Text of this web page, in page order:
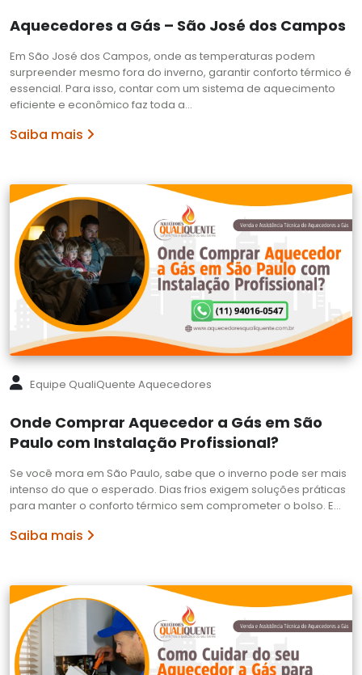
Aquecedores a Gás – São José dos Campos
Em São José dos Campos, onde as temperaturas podem
surpreender mesmo fora do inverno, garantir conforto térmico é
essencial. Para isso, contar com um sistema de aquecimento
eficiente e econômico faz toda a…
Saiba mais
Equipe QualiQuente Aquecedores
Onde Comprar Aquecedor a Gás em São
Paulo com Instalação Profissional?
Se você mora em São Paulo, sabe que o inverno pode ser mais
intenso do que o esperado. Dias frios exigem soluções práticas
para manter o conforto térmico sem comprometer o bolso. E…
Saiba mais